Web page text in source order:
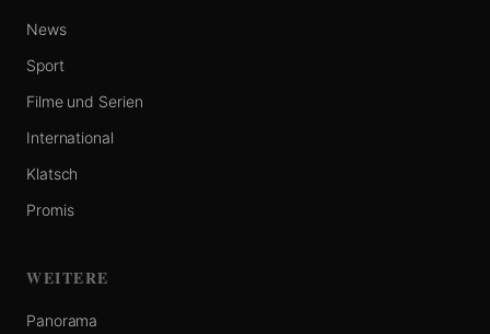
News
Sport
Filme und Serien
International
Klatsch
Promis
WEITERE
Panorama